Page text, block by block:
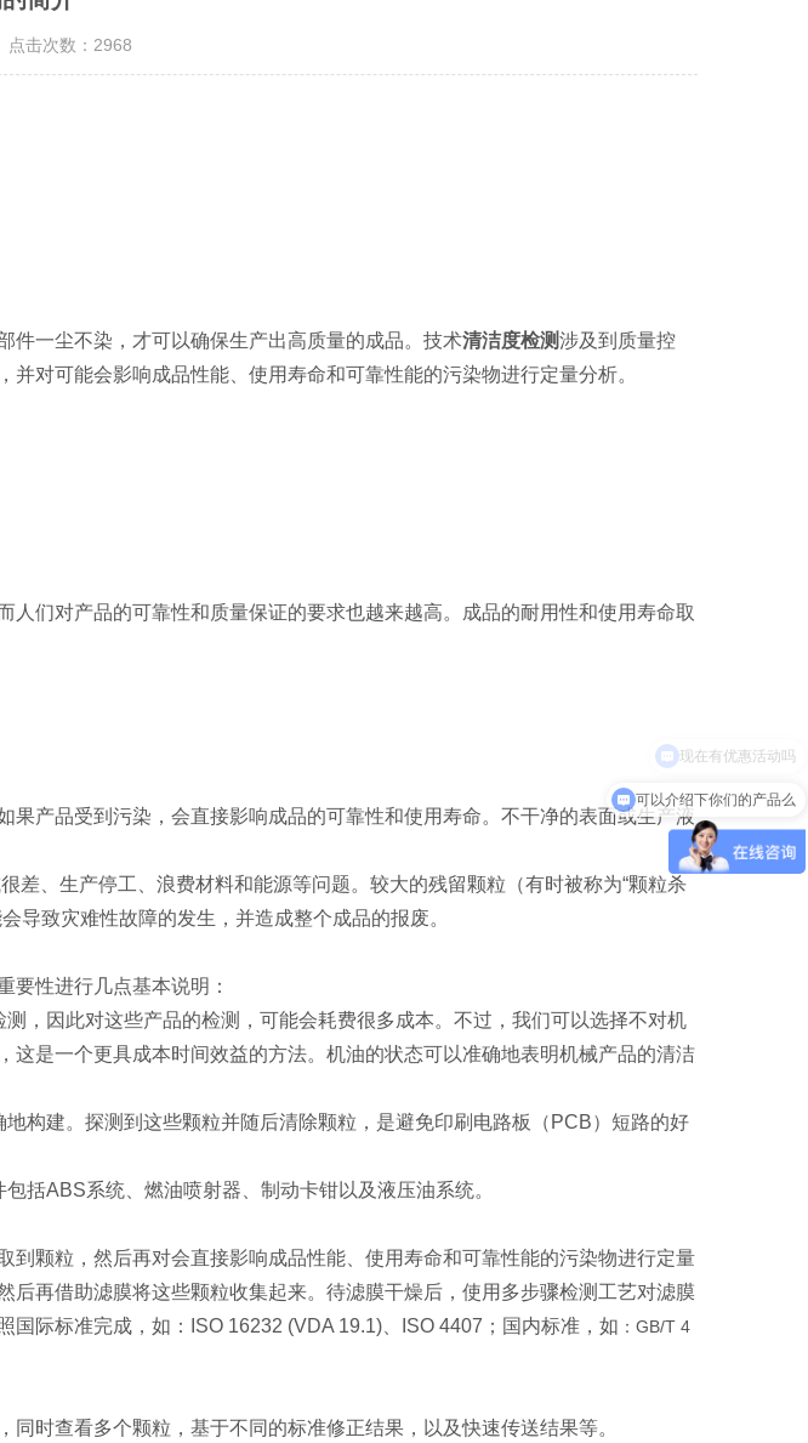
击次数：2968
件一尘不染，才可以确保生产出高质量的成品。技术清洁度检测涉及到质量控
对可能会影响成品性能、使用寿命和可靠性能的污染物进行定量分析。
们对产品的可靠性和质量保证的要求也越来越高。成品的耐用性和使用寿命取
产品受到污染，会直接影响成品的可靠性和使用寿命。不干净的表面或生产液
、生产停工、浪费材料和能源等问题。较大的残留颗粒（有时被称为“颗粒杀
导致灾难性故障的发生，并造成整个成品的报废。
要性进行几点基本说明：
，因此对这些产品的检测，可能会耗费很多成本。不过，我们可以选择不对机
是一个更具成本时间效益的方法。机油的状态可以准确地表明机械产品的清洁
构建。探测到这些颗粒并随后清除颗粒，是避免印刷电路板（PCB）短路的好
括ABS系统、燃油喷射器、制动卡钳以及液压油系统。
颗粒，然后再对会直接影响成品性能、使用寿命和可靠性能的污染物进行定量
再借助滤膜将这些颗粒收集起来。待滤膜干燥后，使用多步骤检测工艺对滤膜
际标准完成，如：ISO 16232 (VDA 19.1)、ISO 4407；国内标准，如 ：GB/T 4
时查看多个颗粒，基于不同的标准修正结果，以及快速传送结果等。
可以介绍下你们的产品么